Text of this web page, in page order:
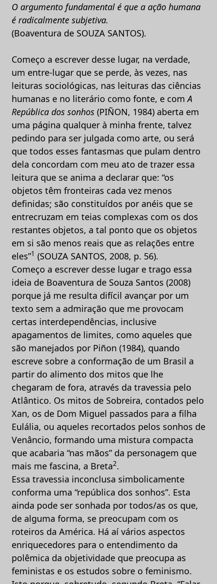
O argumento fundamental é que a ação humana
é radicalmente subjetiva.
(Boaventura de SOUZA SANTOS).
Começo a escrever desse lugar, na verdade,
um entre-lugar que se perde, às vezes, nas
leituras sociológicas, nas leituras das ciências
humanas e no literário como fonte, e comA
República dos sonhos (PIÑON, 1984) aberta em
uma página qualquer à minha frente, talvez
pedindo para ser julgada como arte, ou será
que todos esses fantasmas que pulam dentro
dela concordam com meu ato de trazer essa
leitura que se anima a declarar que: “os
objetos têm fronteiras cada vez menos
definidas; são constituídos por anéis que se
entrecruzam em teias complexas com os dos
restantes objetos, a tal ponto que os objetos
em si são menos reais que as relações entre
eles”1 (SOUZA SANTOS, 2008, p. 56).
Começo a escrever desse lugar e trago essa
ideia de Boaventura de Souza Santos (2008)
porque já me resulta difícil avançar por um
texto sem a admiração que me provocam
certas interdependências, inclusive
apagamentos de limites, como aqueles que
são manejados por Piñon (1984), quando
escreve sobre a conformação de um Brasil a
partir do alimento dos mitos que lhe
chegaram de fora, através da travessia pelo
Atlântico. Os mitos de Sobreira, contados pelo
Xan, os de Dom Miguel passados para a filha
Eulália, ou aqueles recortados pelos sonhos de
Venâncio, formando uma mistura compacta
que acabaria “nas mãos” da personagem que
mais me fascina, a Breta2.
Essa travessia inconclusa simbolicamente
conforma uma “república dos sonhos”. Esta
ainda pode ser sonhada por todos/as os que,
de alguma forma, se preocupam com os
roteiros da América. Há aí vários aspectos
enriquecedores para o entendimento da
polêmica da objetividade que preocupa as
feministas e os estudos sobre o feminismo.